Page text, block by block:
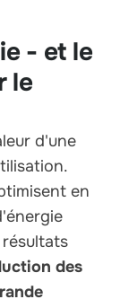
- et le
le
d'une
en
des